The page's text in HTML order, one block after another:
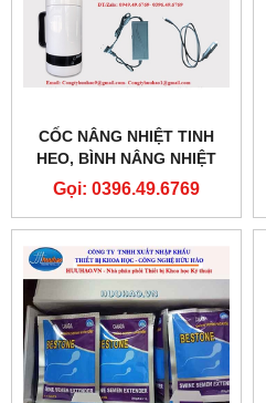
CỐC NÂNG NHIỆT TINH
HEO, BÌNH NÂNG NHIỆT
TINH HEO
Gọi: 0396.49.6769